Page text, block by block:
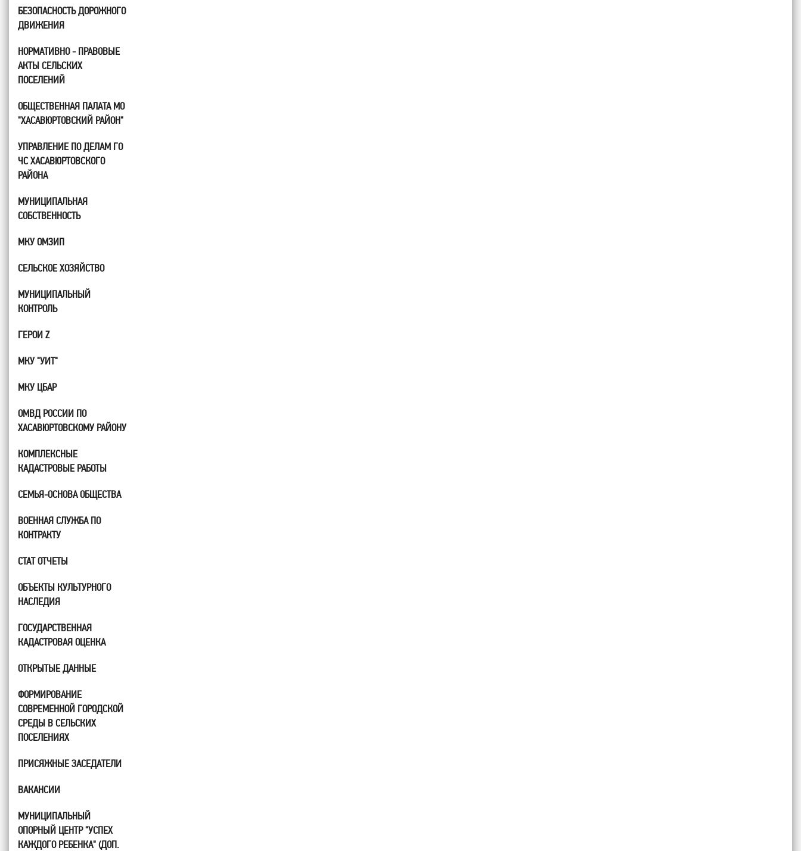
БЕЗОПАСНОСТЬ ДОРОЖНОГО
ДВИЖЕНИЯ
НОРМАТИВНО - ПРАВОВЫЕ
АКТЫ СЕЛЬСКИХ
ПОСЕЛЕНИЙ
ОБЩЕСТВЕННАЯ ПАЛАТА МО
"ХАСАВЮРТОВСКИЙ РАЙОН"
УПРАВЛЕНИЕ ПО ДЕЛАМ ГО
ЧС ХАСАВЮРТОВСКОГО
РАЙОНА
МУНИЦИПАЛЬНАЯ
СОБСТВЕННОСТЬ
МКУ ОМЗИП
СЕЛЬСКОЕ ХОЗЯЙСТВО
МУНИЦИПАЛЬНЫЙ
КОНТРОЛЬ
ГЕРОИ Z
МКУ "УИТ"
МКУ ЦБАР
ОМВД РОССИИ ПО
ХАСАВЮРТОВСКОМУ РАЙОНУ
КОМПЛЕКСНЫЕ
КАДАСТРОВЫЕ РАБОТЫ
СЕМЬЯ-ОСНОВА ОБЩЕСТВА
ВОЕННАЯ СЛУЖБА ПО
КОНТРАКТУ
СТАТ ОТЧЕТЫ
ОБЪЕКТЫ КУЛЬТУРНОГО
НАСЛЕДИЯ
ГОСУДАРСТВЕННАЯ
КАДАСТРОВАЯ ОЦЕНКА
ОТКРЫТЫЕ ДАННЫЕ
ФОРМИРОВАНИЕ
СОВРЕМЕННОЙ ГОРОДСКОЙ
СРЕДЫ В СЕЛЬСКИХ
ПОСЕЛЕНИЯХ
ПРИСЯЖНЫЕ ЗАСЕДАТЕЛИ
ВАКАНСИИ
МУНИЦИПАЛЬНЫЙ
ОПОРНЫЙ ЦЕНТР "УСПЕХ
КАЖДОГО РЕБЕНКА" (ДОП.